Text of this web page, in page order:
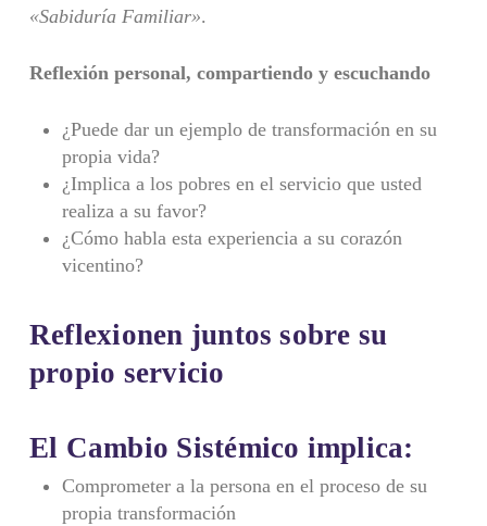
«Sabiduría Familiar».
Reflexión personal, compartiendo y escuchando
¿Puede dar un ejemplo de transformación en su
propia vida?
¿Implica a los pobres en el servicio que usted
realiza a su favor?
¿Cómo habla esta experiencia a su corazón
vicentino?
Reflexionen juntos sobre su
propio servicio
El Cambio Sistémico implica:
Comprometer a la persona en el proceso de su
propia transformación